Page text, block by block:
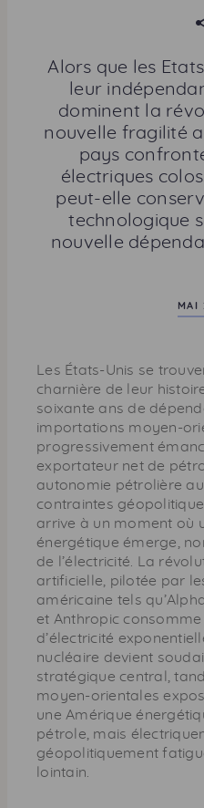
Alors que les
leur
dominent la
nouvelle fragilité
pays
électriques
peut-elle
technologique
nouvelle
MAI
Les États-Unis se
charnière de leur
soixante ans de
importations moyen-
progressivement
exportateur net de
autonomie pétrolière
contraintes
arrive à un moment où
énergétique émerge,
de l’électricité. La
artificielle, pilotée par
américaine tels
et Anthropic
d’électricité
nucléaire devient
stratégique central,
moyen-orientales
une Amérique
pétrole, mais
géopolitiquement
lointain.